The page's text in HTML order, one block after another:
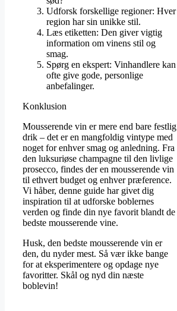
Udforsk forskellige regioner: Hver
region har sin unikke stil.
Læs etiketten: Den giver vigtig
information om vinens stil og
smag.
Spørg en ekspert: Vinhandlere kan
ofte give gode, personlige
anbefalinger.
Konklusion
Mousserende vin er mere end bare festlig
drik – det er en mangfoldig vintype med
noget for enhver smag og anledning. Fra
den luksuriøse champagne til den livlige
prosecco, findes der en mousserende vin
til ethvert budget og enhver præference.
Vi håber, denne guide har givet dig
inspiration til at udforske boblernes
verden og finde din nye favorit blandt de
bedste mousserende vine.
Husk, den bedste mousserende vin er
den, du nyder mest. Så vær ikke bange
for at eksperimentere og opdage nye
favoritter. Skål og nyd din næste
boblevin!